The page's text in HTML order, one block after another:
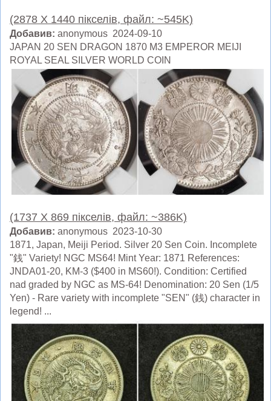
(2878 X 1440 пікселів, файл: ~545K)
Добавив: anonymous 2024-09-10
JAPAN 20 SEN DRAGON 1870 M3 EMPEROR MEIJI
ROYAL SEAL SILVER WORLD COIN
(1737 X 869 пікселів, файл: ~386K)
Добавив: anonymous 2023-10-30
1871, Japan, Meiji Period. Silver 20 Sen Coin. Incomplete
"銭" Variety! NGC MS64! Mint Year: 1871 References:
JNDA01-20, KM-3 ($400 in MS60!). Condition: Certified
nad graded by NGC as MS-64! Denomination: 20 Sen (1/5
Yen) - Rare variety with incomplete "SEN" (銭) character in
legend! ...